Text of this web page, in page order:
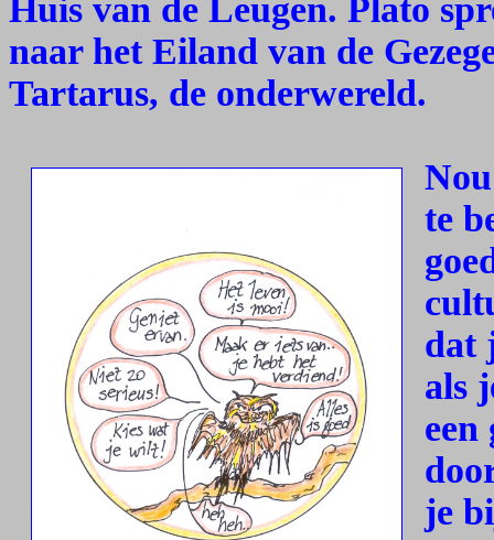
Huis van de Leugen. Plato
naar het Eiland van de
Tartarus, de onderwereld.
te
dat
als
een
je